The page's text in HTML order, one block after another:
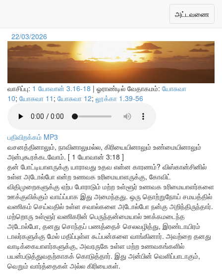
Toggle
navigation
அட்டவணை
22/03/2026
வாசிப்பு: 1 யோவான் 3.16-18 | ஓராண்டில் வேதாகமம்: யோசுவா
10; யோசுவா 11 ; யோசுவா 12; லூக்கா 1.39-56
பதிவிறக்கம் MP3
வசனத்தினாலும், நாவினாலுமல்ல, கிரியையினாலும் உண்மையினாலும்
அன்புகூரக்கடவோம். [ 1 யோவான் 3:18 ]
தன் போட்டியாளருக்கு யாராவது உதவ என்ன காரணம்? விஸ்கான்சினில்
உள்ள அடோல்போ என்ற உணவக உரிமையாளருக்கு, கோவிட்
விதிமுறைகளுக்கு ஏற்ப போராடும் மற்ற உள்ளூர் உணவக உரிமையாளர்களை
ஊக்குவிக்கும் வாய்ப்பாக இது அமைந்தது. ஒரு தொற்றுநோய் சமயத்தில்
வணிகம் செய்வதில் உள்ள சவால்களை அடோல்போ நன்கு அறிந்திருந்தார்.
மற்றொரு உள்ளூர் வணிகரின் பெருந்தன்மையால் ஊக்கமடைந்த
அடோல்போ, தனது சொந்தப் பணத்தைச் செலவழித்து, இரண்டாயிரம்
டாலர்களுக்கு மேல் மதிப்புள்ள கூப்பன்களை வாங்கினார். அவற்றை தனது
வாடிக்கையாளர்களுக்கு, அவரருகே உள்ள மற்ற உணவகங்களில்
பயன்படுத்துவதற்காகக் கொடுத்தார். இது அன்பின் வெளிப்பாடாகும்,
வெறும் வார்த்தைகள் அல்ல கிரியைகள்.